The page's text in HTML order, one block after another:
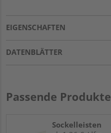
EIGENSCHAFTEN
DATENBLÄTTER
Passende Produkte
Sockelleisten